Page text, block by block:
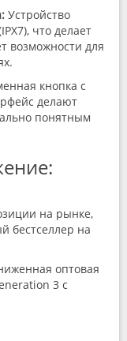
Устройство
что делает
возможности для
кнопка с
делают
понятным
на рынке,
бестселлер на
оптовая
3 с